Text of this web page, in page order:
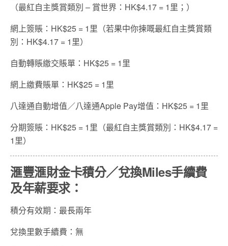
（最紅自主獎賞類別 – 賞世界：HK$4.17 = 1里；）
網上簽賬：HK$25 = 1里（若果中你揀嘅最紅自主獎賞類
別：HK$4.17 = 1里）
自動轉賬繳交賬單：HK$25 = 1里
網上繳費賬單：HK$25 = 1里
八達通自動增值／八達通Apple Pay增值：HK$25 = 1里
分期簽賬：HK$25 = 1里（最紅自主獎賞類別：HK$4.17 =
1里）
滙豐滙財金卡積分／兌換Miles手續費
及年薪要求：
積分有效期：最長兩年
兌換里數手續費：無